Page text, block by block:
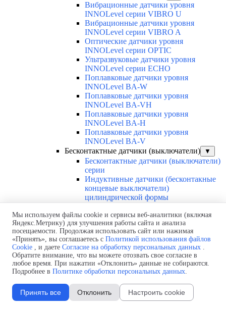
Вибрационные датчики уровня
INNOLevel серии VIBRO U
Вибрационные датчики уровня
INNOLevel серии VIBRO A
Оптические датчики уровня
INNOLevel серии OPTIC
Ультразвуковые датчики уровня
INNOLevel серии ECHO
Поплавковые датчики уровня
INNOLevel BA-W
Поплавковые датчики уровня
INNOLevel BA-VH
Поплавковые датчики уровня
INNOLevel BA-H
Поплавковые датчики уровня
INNOLevel BA-V
Бесконтактные датчики (выключатели)
▼
Бесконтактные датчики (выключатели)
серии
Индуктивные датчики (бесконтакные
концевые выключатели)
цилиндрической формы
концевые выключатели)
прямоугольной и цилиндрической
формы с зоной срабатывания от 1 до
50мм Autonics
Емкостные датчики с подстройкой
INNOCONT
Датчики безопасности и оптические
Диффузионные фотодатчики
INNOCONT Серия PES-D и PESL-D
Мы используем файлы cookie и сервисы веб-аналитики (включая
Яндекс.Метрику) для улучшения работы сайта и анализа
посещаемости. Продолжая использовать сайт или нажимая
«Принять», вы соглашаетесь с Политикой использования файлов
Cookie , и даете Согласие на обработку персональных данных .
Обратите внимание, что вы можете отозвать свое согласие в
любое время. При нажатии «Отклонить» данные не собираются.
Подробнее в Политике обработки персональных данных.
Принять все Отклонить Настроить cookie